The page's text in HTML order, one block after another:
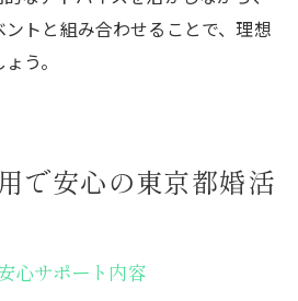
トと組み合わせることで、理想
う。
で安心の東京都婚活
心サポート内容